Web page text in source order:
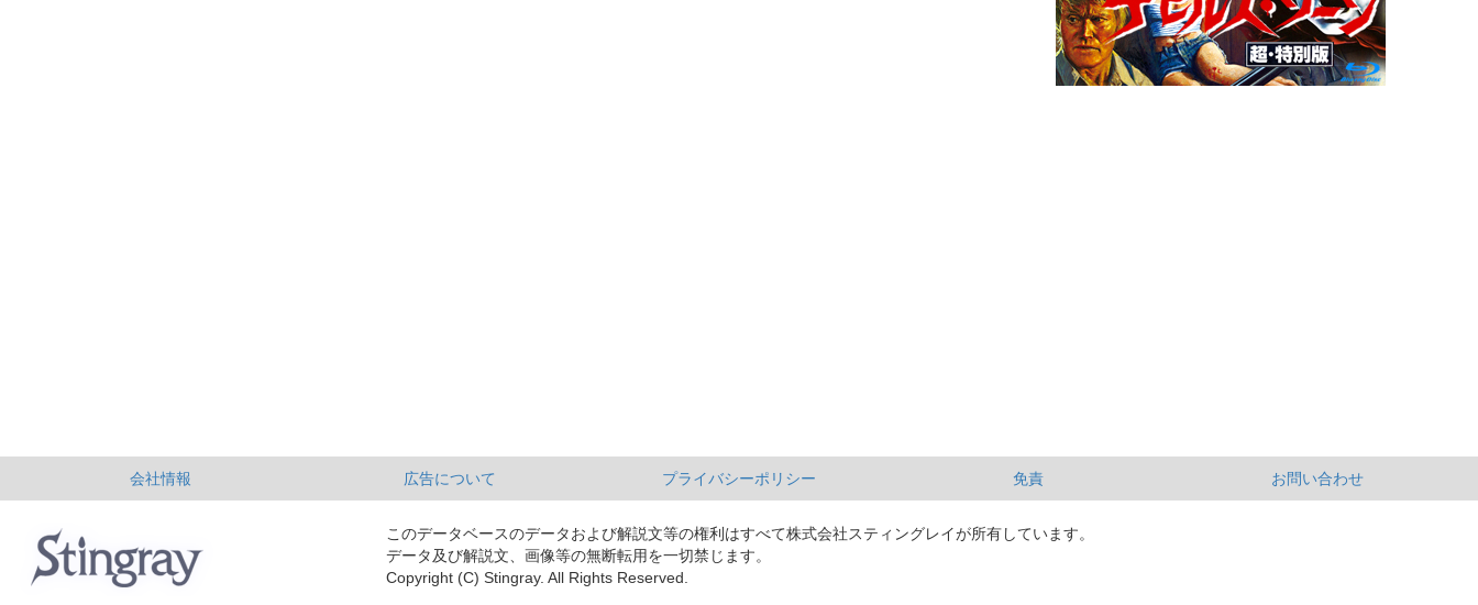
会社情報 広告について プライバシーポリシー 免責 お問い合わせ
このデータベースのデータおよび解説文等の権利はすべて株式会社スティングレイが所有しています。
データ及び解説文、画像等の無断転用を一切禁じます。
Copyright (C) Stingray. All Rights Reserved.